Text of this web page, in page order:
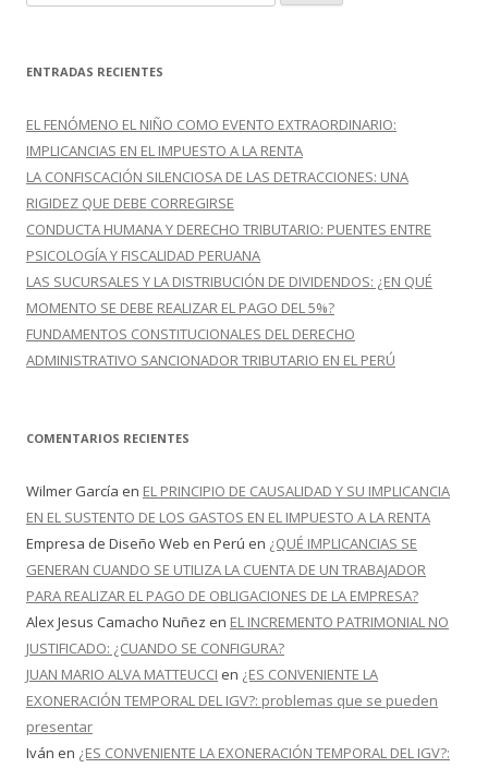
u
c
r
:
ENTRADAS RECIENTES
EL FENÓMENO EL NIÑO COMO EVENTO EXTRAORDINARIO:
IMPLICANCIAS EN EL IMPUESTO A LA RENTA
LA CONFISCACIÓN SILENCIOSA DE LAS DETRACCIONES: UNA
RIGIDEZ QUE DEBE CORREGIRSE
CONDUCTA HUMANA Y DERECHO TRIBUTARIO: PUENTES ENTRE
PSICOLOGÍA Y FISCALIDAD PERUANA
LAS SUCURSALES Y LA DISTRIBUCIÓN DE DIVIDENDOS: ¿EN QUÉ
MOMENTO SE DEBE REALIZAR EL PAGO DEL 5%?
FUNDAMENTOS CONSTITUCIONALES DEL DERECHO
ADMINISTRATIVO SANCIONADOR TRIBUTARIO EN EL PERÚ
COMENTARIOS RECIENTES
Wilmer García en EL PRINCIPIO DE CAUSALIDAD Y SU IMPLICANCIA
EN EL SUSTENTO DE LOS GASTOS EN EL IMPUESTO A LA RENTA
Empresa de Diseño Web en Perú en ¿QUÉ IMPLICANCIAS SE
GENERAN CUANDO SE UTILIZA LA CUENTA DE UN TRABAJADOR
PARA REALIZAR EL PAGO DE OBLIGACIONES DE LA EMPRESA?
Alex Jesus Camacho Nuñez en EL INCREMENTO PATRIMONIAL NO
JUSTIFICADO: ¿CUANDO SE CONFIGURA?
JUAN MARIO ALVA MATTEUCCI en ¿ES CONVENIENTE LA
EXONERACIÓN TEMPORAL DEL IGV?: problemas que se pueden
presentar
Iván en ¿ES CONVENIENTE LA EXONERACIÓN TEMPORAL DEL IGV?: